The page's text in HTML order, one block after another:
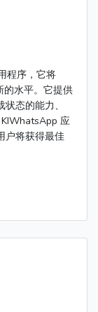
程序，它将
的水平。它提供
态的能力、
应
户将获得最佳